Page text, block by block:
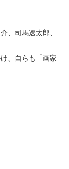
、司馬遼太郎、
、自らも「画家